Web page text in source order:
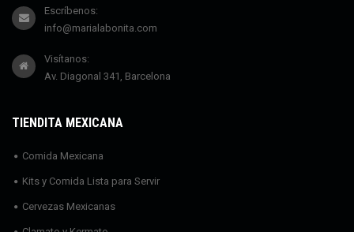
Escríbenos:
info@marialabonita.com
Visítanos:
Av. Diagonal 341, Barcelona
TIENDITA MEXICANA
Comida Mexicana
Kits y Comida Lista para Servir
Cervezas Mexicanas